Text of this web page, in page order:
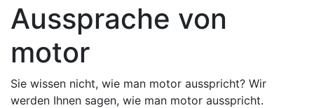
Aussprache von
motor
Sie wissen nicht, wie man motor ausspricht? Wir
werden Ihnen sagen, wie man motor ausspricht.